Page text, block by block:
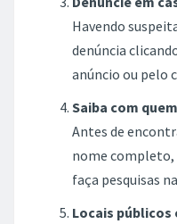
Havendo
denúncia
anúncio ou pelo
Saiba com
Antes de
nome completo,
faça pesquisas
Locais